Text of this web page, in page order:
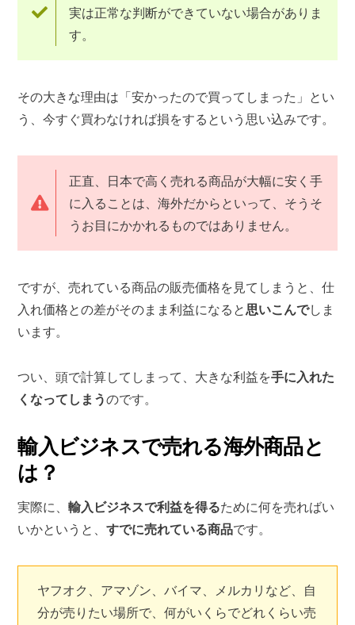
実は正常な判断ができていない場合がありま
す。
その大きな理由は「安かったので買ってしまった」とい
う、今すぐ買わなければ損をするという思い込みです。
正直、日本で高く売れる商品が大幅に安く手
に入ることは、海外だからといって、そうそ
うお目にかかれるものではありません。
ですが、売れている商品の販売価格を見てしまうと、仕
入れ価格との差がそのまま利益になると思いこんでしま
います。
つい、頭で計算してしまって、大きな利益を手に入れた
くなってしまうのです。
輸入ビジネスで売れる海外商品と
は？
実際に、輸入ビジネスで利益を得るために何を売ればい
いかというと、すでに売れている商品です。
ヤフオク、アマゾン、バイマ、メルカリなど、自
分が売りたい場所で、何がいくらでどれくらい売